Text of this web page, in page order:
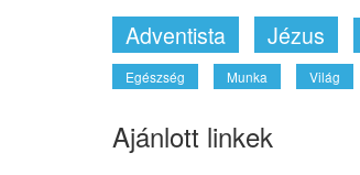
Adventista Jézus
Egészség Munka Világ
Ajánlott linkek